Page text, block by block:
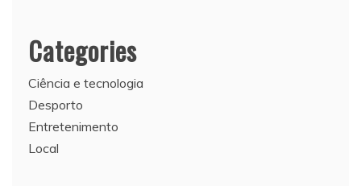
Categories
Ciência e tecnologia
Desporto
Entretenimento
Local